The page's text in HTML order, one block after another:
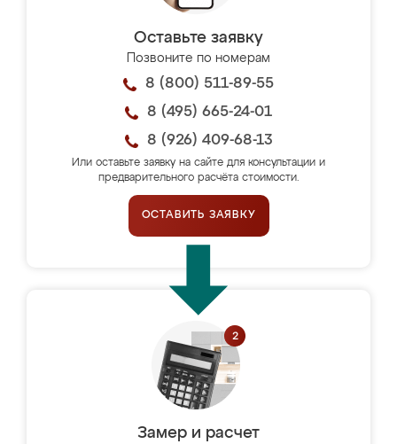
Оставьте заявку
Позвоните по номерам
8 (800) 511-89-55
8 (495) 665-24-01
8 (926) 409-68-13
Или оставьте заявку на сайте для консультации и
предварительного расчёта стоимости.
ОСТАВИТЬ ЗАЯВКУ
Замер и расчет